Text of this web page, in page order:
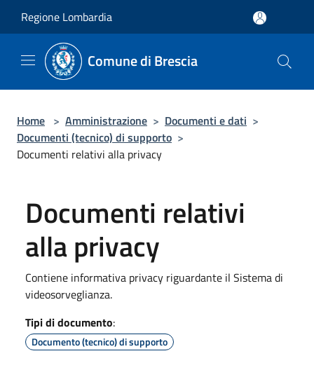
Regione Lombardia
Comune di Brescia
Home > Amministrazione > Documenti e dati >
Documenti (tecnico) di supporto >
Documenti relativi alla privacy
Documenti relativi
alla privacy
Contiene informativa privacy riguardante il Sistema di
videosorveglianza.
Tipi di documento:
Documento (tecnico) di supporto